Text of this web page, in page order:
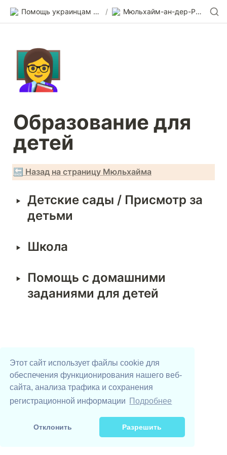
Этот сайт использует файлы cookie для
обеспечения функционирования нашего веб-
сайта, анализа трафика и сохранения
регистрационной информации
Подробнее
Отклонить Разрешить
Помощь украинцам в Германии / Мюльхайм-ан-дер-Рур - Mülheim an der Ruhr
👩‍🏫
Образование для
детей
🔙 Назад на страницу Мюльхайма
‣ Детские сады / Присмотр за
детьми
‣ Школа
‣ Помощь с домашними
заданиями для детей
Digital Volunteers UAhelp YouTube
UAhelp TikTok Телеграм-бот DSEE